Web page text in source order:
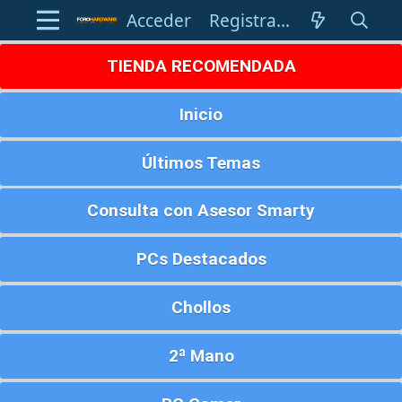
Acceder Registrarse
TIENDA RECOMENDADA
Inicio
Últimos Temas
Consulta con Asesor Smarty
PCs Destacados
Chollos
2ª Mano